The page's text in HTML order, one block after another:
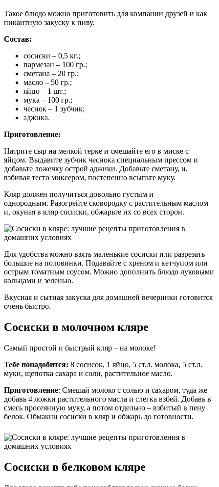
Такое блюдо можно приготовить для компании друзей и как
пикантную закуску к пиву.
Состав:
сосиски – 0,5 кг.;
пармезан – 100 гр.;
сметана – 20 гр.;
масло – 50 гр.;
яйцо – 1 шт.;
мука – 100 гр.;
чеснок – 1 зубчик;
аджика.
Приготовление:
Натрите сыр на мелкой терке и смешайте его в миске с
яйцом. Выдавите зубчик чеснока специальным прессом и
добавьте ложечку острой аджики. Добавьте сметану, и,
взбивая тесто миксером, постепенно всыпьте муку.
Кляр должен получиться довольно густым и
однородным. Разогрейте сковородку с растительным маслом
и, окуная в кляр сосиски, обжарьте их со всех сторон.
Для удобства можно взять маленькие сосиски или разрезать
большие на половинки. Подавайте с хреном и кетчупом или
острым томатным соусом. Можно дополнить блюдо луковыми
кольцами и зеленью.
Вкусная и сытная закуска для домашней вечеринки готовится
очень быстро.
Сосиски в молочном кляре
Самый простой и быстрый кляр – на молоке!
Тебе понадобится: 8 сосисок, 1 яйцо, 5 ст.л. молока, 5 ст.л.
муки, щепотка сахара и соли, растительное масло.
Приготовление: Смешай молоко с солью и сахаром, туда же
добавь 4 ложки растительного масла и слегка взбей. Добавь в
смесь просеянную муку, а потом отдельно – взбитый в пену
белок. Обмакни сосиски в кляр и обжарь до готовности.
Сосиски в белковом кляре